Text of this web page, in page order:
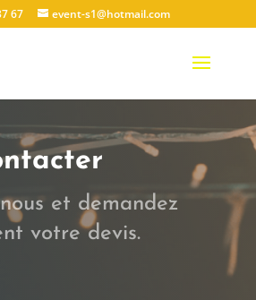
67 event-s1@hotmail.com
et demandez
votre devis.